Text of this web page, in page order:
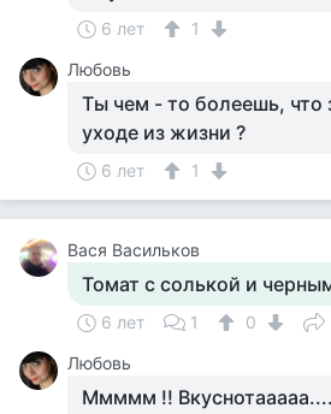
6 лет
1
Любовь
Ты чем - то болеешь, что
уходе из жизни ?
6 лет 1
Вася Васильков
Томат с солькой и
6 лет 1
0
Любовь
Ммммм !!